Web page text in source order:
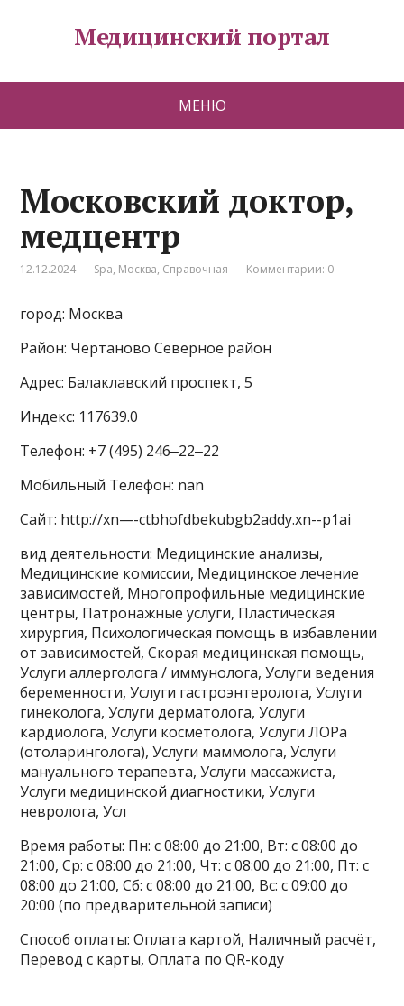
Медицинский портал
МЕНЮ
Московский доктор,
медцентр
12.12.2024 Spa, Москва, Справочная Комментарии: 0
город: Москва
Район: Чертаново Северное район
Адрес: Балаклавский проспект, 5
Индекс: 117639.0
Телефон: +7 (495) 246‒22‒22
Мобильный Телефон: nan
Сайт: http://xn—-ctbhofdbekubgb2addy.xn--p1ai
вид деятельности: Медицинские анализы,
Медицинские комиссии, Медицинское лечение
зависимостей, Многопрофильные медицинские
центры, Патронажные услуги, Пластическая
хирургия, Психологическая помощь в избавлении
от зависимостей, Скорая медицинская помощь,
Услуги аллерголога / иммунолога, Услуги ведения
беременности, Услуги гастроэнтеролога, Услуги
гинеколога, Услуги дерматолога, Услуги
кардиолога, Услуги косметолога, Услуги ЛОРа
(отоларинголога), Услуги маммолога, Услуги
мануального терапевта, Услуги массажиста,
Услуги медицинской диагностики, Услуги
невролога, Усл
Время работы: Пн: с 08:00 до 21:00, Вт: с 08:00 до
21:00, Ср: с 08:00 до 21:00, Чт: с 08:00 до 21:00, Пт: с
08:00 до 21:00, Сб: с 08:00 до 21:00, Вс: с 09:00 до
20:00 (по предварительной записи)
Способ оплаты: Оплата картой, Наличный расчёт,
Перевод с карты, Оплата по QR-коду